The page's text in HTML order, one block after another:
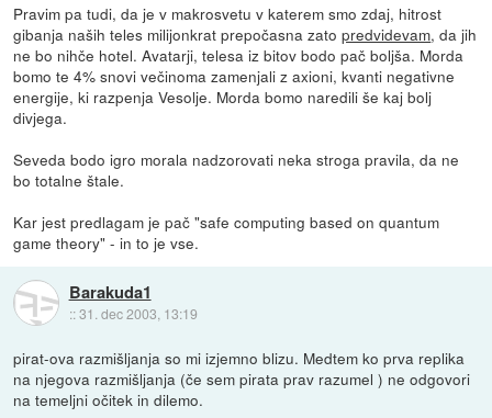
Pravim pa tudi, da je v makrosvetu v katerem smo zdaj, hitrost
gibanja naših teles milijonkrat prepočasna zatopredvidevam, da jih
ne bo nihče hotel. Avatarji, telesa iz bitov bodo pač boljša. Morda
bomo te 4% snovi večinoma zamenjali z axioni, kvanti negativne
energije, ki razpenja Vesolje. Morda bomo naredili še kaj bolj
divjega.
Seveda bodo igro morala nadzorovati neka stroga pravila, da ne
bo totalne štale.
Kar jest predlagam je pač "safe computing based on quantum
game theory" - in to je vse.
Barakuda1
::31. dec 2003, 13:19
pirat-ova razmišljanja so mi izjemno blizu. Medtem ko prva replika
na njegova razmišljanja (če sem pirata prav razumel ) ne odgovori
na temeljni očitek in dilemo.